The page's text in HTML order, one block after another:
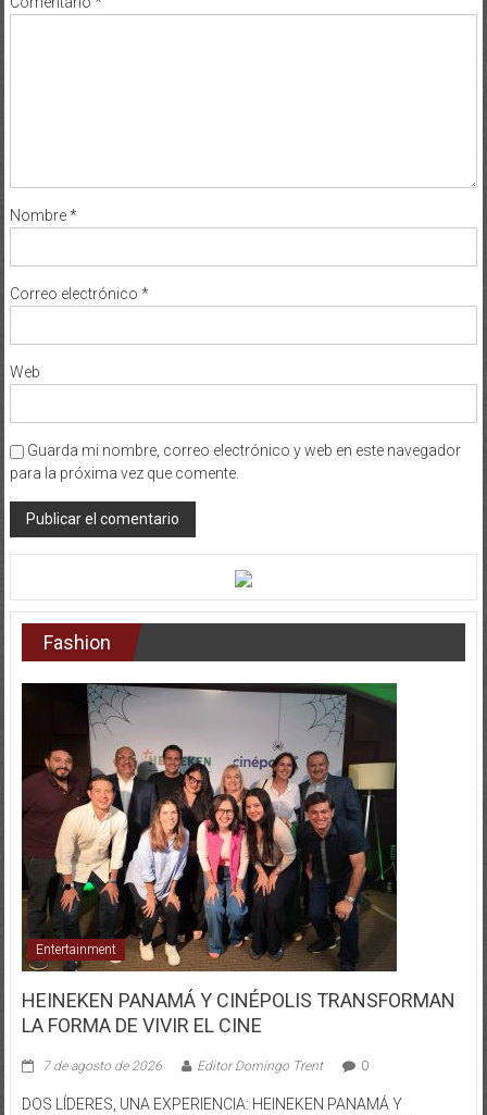
Nombre*
Correo electrónico *
Web
Guarda mi nombre, correo electrónico y web en este navegador
para la próxima vez que comente.
Fashion
Entertainment
HEINEKEN PANAMÁ Y CINÉPOLIS TRANSFORMAN
LA FORMA DE VIVIR EL CINE
7 de agosto de 2026 Editor Domingo Trent 0
DOS LÍDERES, UNA EXPERIENCIA: HEINEKEN PANAMÁ Y